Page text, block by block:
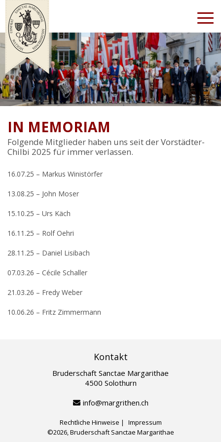
ÜBER UNS +
BILDERGALERIE
ANLÄSSE
SPITALKIRCHE
LINKS
IN MEMORIAM
Folgende Mitglieder haben uns seit der Vorstädter-
Chilbi 2025 für immer verlassen.
16.07.25 – Markus Winistörfer
13.08.25 – John Moser
15.10.25 – Urs Käch
16.11.25 – Rolf Oehri
28.11.25 – Daniel Lisibach
07.03.26 – Cécile Schaller
21.03.26 – Fredy Weber
10.06.26 – Fritz Zimmermann
Kontakt
Bruderschaft Sanctae Margarithae
4500 Solothurn
info@margrithen.ch
Rechtliche Hinweise
Impressum
©2026, Bruderschaft Sanctae Margarithae